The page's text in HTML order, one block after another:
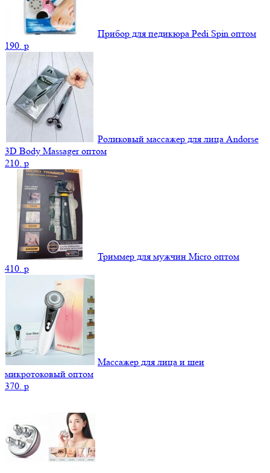
Прибор для педикюра Pedi Spin оптом
190. p
Роликовый массажер для лица Andorse
3D Body Massager оптом
210. p
Триммер для мужчин Micro оптом
410. p
Массажер для лица и шеи
микротоковый оптом
370. p